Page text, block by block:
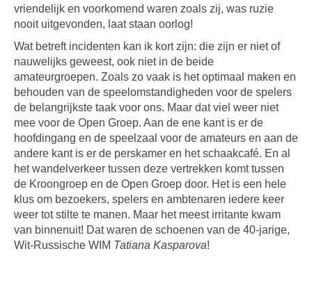
vriendelijk en voorkomend waren zoals zij, was ruzie
nooit uitgevonden, laat staan oorlog!
Wat betreft incidenten kan ik kort zijn: die zijn er niet of
nauwelijks geweest, ook niet in de beide
amateurgroepen. Zoals zo vaak is het optimaal maken en
behouden van de speelomstandigheden voor de spelers
de belangrijkste taak voor ons. Maar dat viel weer niet
mee voor de Open Groep. Aan de ene kant is er de
hoofdingang en de speelzaal voor de amateurs en aan de
andere kant is er de perskamer en het schaakcafé. En al
het wandelverkeer tussen deze vertrekken komt tussen
de Kroongroep en de Open Groep door. Het is een hele
klus om bezoekers, spelers en ambtenaren iedere keer
weer tot stilte te manen. Maar het meest irritante kwam
van binnenuit! Dat waren de schoenen van de 40-jarige,
Wit-Russische WIM Tatiana Kasparova!